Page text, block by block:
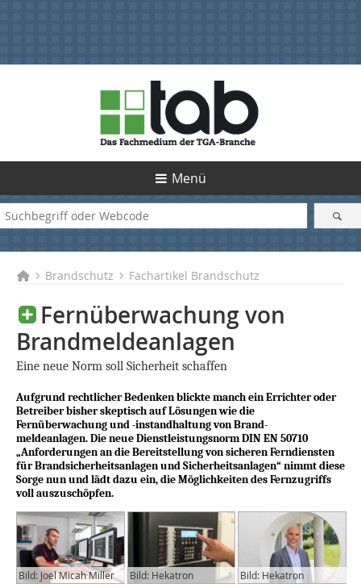
Menü
Brandschutz Fachartikel Brandschutz
Fernüberwachung von
Brandmeldeanlagen
Eine neue Norm soll Sicherheit schaffen
Aufgrund rechtlicher Bedenken blickte manch ein Errichter oder
Betreiber bisher skeptisch auf Lösungen wie die
Fernüberwachung und -instandhaltung von Brand-
meldeanlagen. Die neue Dienstleistungsnorm DIN EN 50710
„Anforderungen an die Bereitstellung von sicheren Ferndiensten
für Brandsicherheitsanlagen und Sicherheitsanlagen“ nimmt diese
Sorge nun und lädt dazu ein, die Möglichkeiten des Fernzugriffs
voll auszuschöpfen.
Bild: Joel Micah Miller Bild: Hekatron Bild: Hekatron